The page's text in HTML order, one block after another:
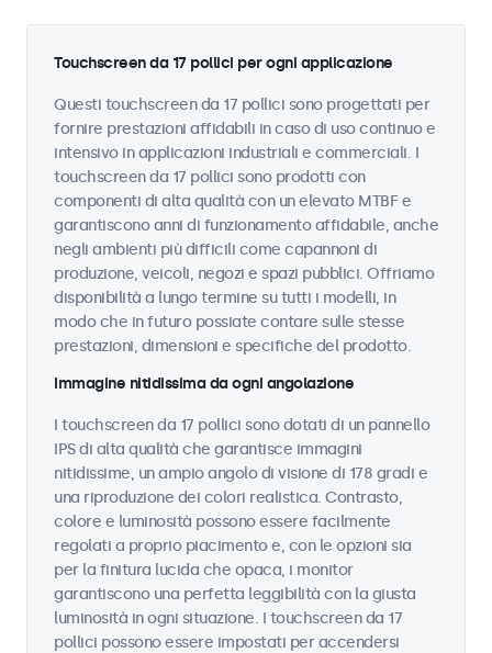
Touchscreen da 17 pollici per ogni applicazione
Questi touchscreen da 17 pollici sono progettati per
fornire prestazioni affidabili in caso di uso continuo e
intensivo in applicazioni industriali e commerciali. I
touchscreen da 17 pollici sono prodotti con
componenti di alta qualità con un elevato MTBF e
garantiscono anni di funzionamento affidabile, anche
negli ambienti più difficili come capannoni di
produzione, veicoli, negozi e spazi pubblici. Offriamo
disponibilità a lungo termine su tutti i modelli, in
modo che in futuro possiate contare sulle stesse
prestazioni, dimensioni e specifiche del prodotto.
Immagine nitidissima da ogni angolazione
I touchscreen da 17 pollici sono dotati di un pannello
IPS di alta qualità che garantisce immagini
nitidissime, un ampio angolo di visione di 178 gradi e
una riproduzione dei colori realistica. Contrasto,
colore e luminosità possono essere facilmente
regolati a proprio piacimento e, con le opzioni sia
per la finitura lucida che opaca, i monitor
garantiscono una perfetta leggibilità con la giusta
luminosità in ogni situazione. I touchscreen da 17
pollici possono essere impostati per accendersi